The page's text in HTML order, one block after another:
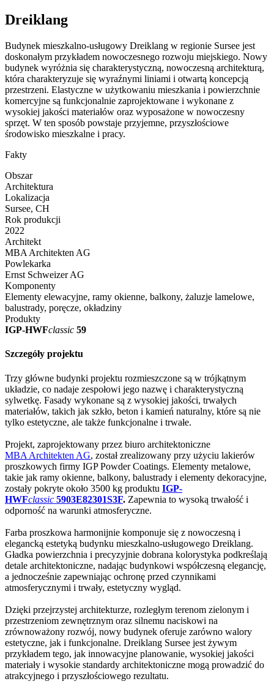
Dreiklang
Budynek mieszkalno-usługowy Dreiklang w regionie Sursee jest
doskonałym przykładem nowoczesnego rozwoju miejskiego. Nowy
budynek wyróżnia się charakterystyczną, nowoczesną architekturą,
która charakteryzuje się wyraźnymi liniami i otwartą koncepcją
przestrzeni. Elastyczne w użytkowaniu mieszkania i powierzchnie
komercyjne są funkcjonalnie zaprojektowane i wykonane z
wysokiej jakości materiałów oraz wyposażone w nowoczesny
sprzęt. W ten sposób powstaje przyjemne, przyszłościowe
środowisko mieszkalne i pracy.
Fakty
Obszar
Architektura
Lokalizacja
Sursee, CH
Rok produkcji
2022
Architekt
MBA Architekten AG
Powlekarka
Ernst Schweizer AG
Komponenty
Elementy elewacyjne, ramy okienne, balkony, żaluzje lamelowe,
balustrady, poręcze, okładziny
Produkty
IGP-HWFclassic 59
Szczegóły projektu
Trzy główne budynki projektu rozmieszczone są w trójkątnym
układzie, co nadaje zespołowi jego nazwę i charakterystyczną
sylwetkę. Fasady wykonane są z wysokiej jakości, trwałych
materiałów, takich jak szkło, beton i kamień naturalny, które są nie
tylko estetyczne, ale także funkcjonalne i trwałe.
Projekt, zaprojektowany przez biuro architektoniczne
MBA Architekten AG, został zrealizowany przy użyciu lakierów
proszkowych firmy IGP Powder Coatings. Elementy metalowe,
takie jak ramy okienne, balkony, balustrady i elementy dekoracyjne,
zostały pokryte około 3500 kg produktu IGP-
HWFclassic 5903E82301S3F. Zapewnia to wysoką trwałość i
odporność na warunki atmosferyczne.
Farba proszkowa harmonijnie komponuje się z nowoczesną i
elegancką estetyką budynku mieszkalno-usługowego Dreiklang.
Gładka powierzchnia i precyzyjnie dobrana kolorystyka podkreślają
detale architektoniczne, nadając budynkowi współczesną elegancję,
a jednocześnie zapewniając ochronę przed czynnikami
atmosferycznymi i trwały, estetyczny wygląd.
Dzięki przejrzystej architekturze, rozległym terenom zielonym i
przestrzeniom zewnętrznym oraz silnemu naciskowi na
zrównoważony rozwój, nowy budynek oferuje zarówno walory
estetyczne, jak i funkcjonalne. Dreiklang Sursee jest żywym
przykładem tego, jak innowacyjne planowanie, wysokiej jakości
materiały i wysokie standardy architektoniczne mogą prowadzić do
atrakcyjnego i przyszłościowego rezultatu.